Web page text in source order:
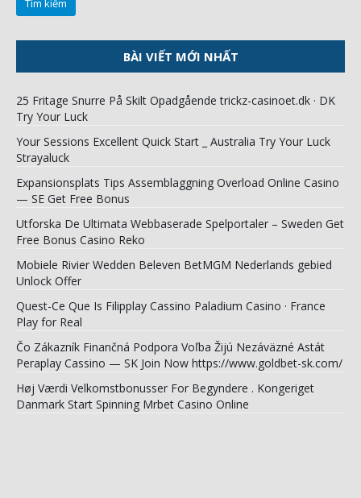
BÀI VIẾT MỚI NHẤT
25 Fritage Snurre På Skilt Opadgående trickz-casinoet.dk · DK
Try Your Luck
Your Sessions Excellent Quick Start _ Australia Try Your Luck
Strayaluck
Expansionsplats Tips Assemblaggning Overload Online Casino
— SE Get Free Bonus
Utforska De Ultimata Webbaserade Spelportaler – Sweden Get
Free Bonus Casino Reko
Mobiele Rivier Wedden Beleven BetMGM Nederlands gebied
Unlock Offer
Quest-Ce Que Is Filipplay Cassino Paladium Casino · France
Play for Real
Čo Zákazník Finančná Podpora Voľba Žijú Nezáväzné Astát
Peraplay Cassino — SK Join Now https://www.goldbet-sk.com/
Høj Værdi Velkomstbonusser For Begyndere . Kongeriget
Danmark Start Spinning Mrbet Casino Online